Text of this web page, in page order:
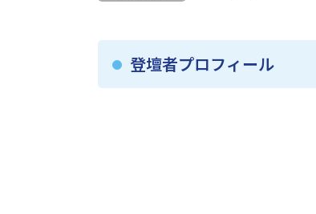
登壇者プロフィール